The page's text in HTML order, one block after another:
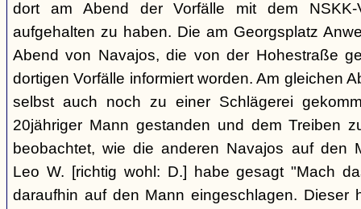
dort am Abend der Vorfälle mit dem NSKK-
aufgehalten zu haben. Die am Georgsplatz
Abend von Navajos, die von der Hohestraße
dortigen Vorfälle informiert worden. Am gleichen
selbst auch noch zu einer Schlägerei
20jähriger Mann gestanden und dem Treiben
beobachtet, wie die anderen Navajos auf den
Leo W. [richtig wohl: D.] habe gesagt "Mach
daraufhin auf den Mann eingeschlagen. Dieser